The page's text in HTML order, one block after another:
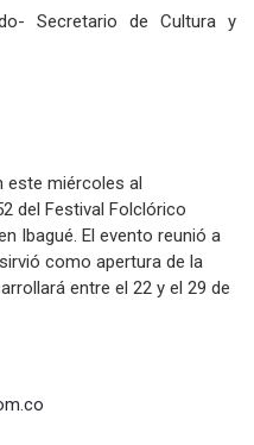
Secretario de Cultura y
este miércoles al
del Festival Folclórico
Ibagué. El evento reunió a
como apertura de la
entre el 22 y el 29 de